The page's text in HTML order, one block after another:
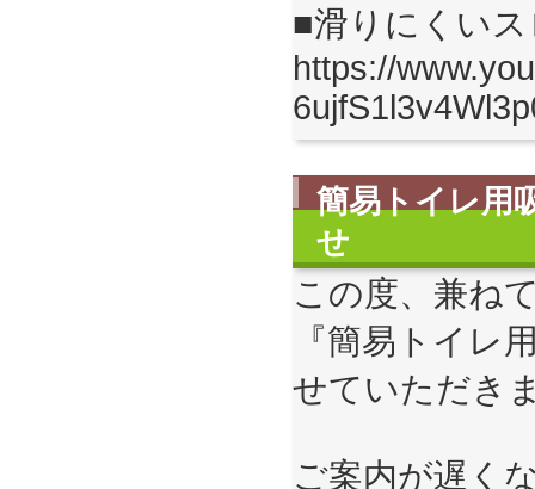
■滑りにくい
https://
簡易トイレ用
せ
この度、兼ね
『簡易トイレ
せていただき
ご案内が遅く